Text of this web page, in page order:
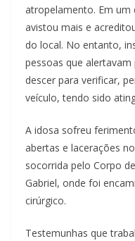
atropelamento. Em
avistou mais e
do local. No entanto,
pessoas que
descer para verificar,
veículo, tendo sido
A idosa sofreu
abertas e lacerações
socorrida pelo Corpo
Gabriel, onde foi
cirúrgico.
Testemunhas que